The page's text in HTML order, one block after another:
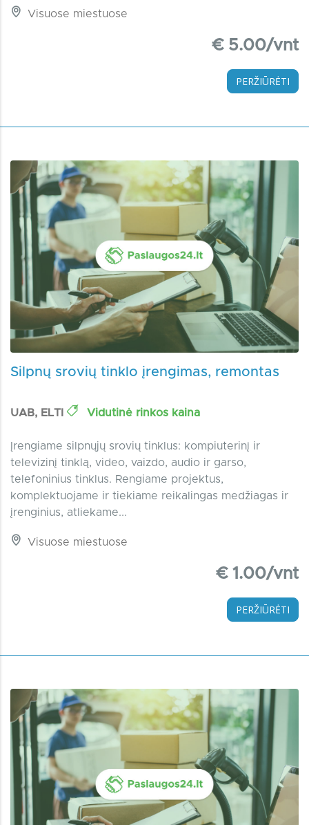
Visuose miestuose
€ 5.00/vnt
PERŽIŪRĖTI
Silpnų srovių tinklo įrengimas, remontas
UAB, ELTI Vidutinė rinkos kaina
Įrengiame silpnųjų srovių tinklus: kompiuterinį ir
televizinį tinklą, video, vaizdo, audio ir garso,
telefoninius tinklus. Rengiame projektus,
komplektuojame ir tiekiame reikalingas medžiagas ir
įrenginius, atliekame...
Visuose miestuose
€ 1.00/vnt
PERŽIŪRĖTI